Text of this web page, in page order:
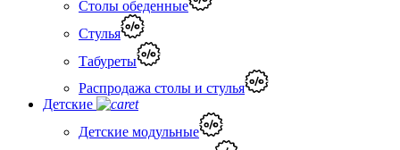
Столы обеденные
Стулья
Табуреты
Распродажа столы и стулья
Детские
Детские модульные